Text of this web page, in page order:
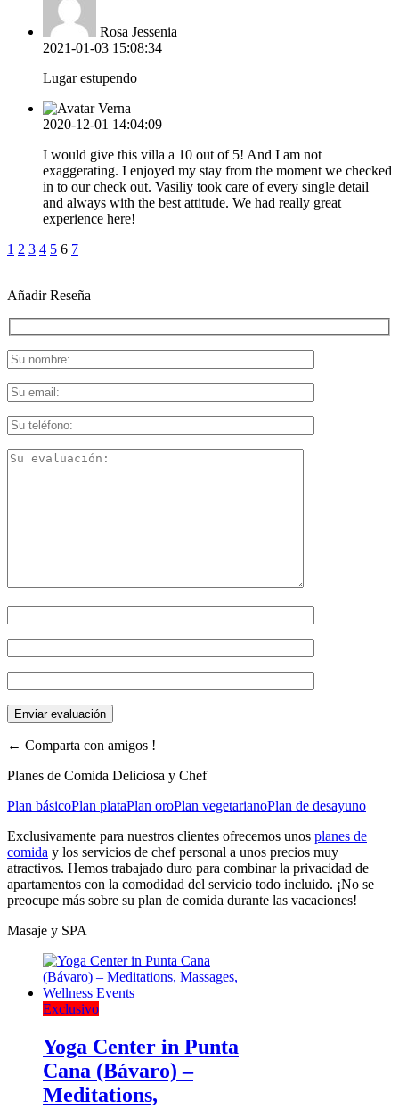
Rosa Jessenia
2021-01-03 15:08:34
Lugar estupendo
Verna
2020-12-01 14:04:09
I would give this villa a 10 out of 5! And I am not
exaggerating. I enjoyed my stay from the moment we checked
in to our check out. Vasiliy took care of every single detail
and always with the best attitude. We had really great
experience here!
1 2 3 4 5 6 7
Añadir Reseña
← Comparta con amigos !
Planes de Comida Deliciosa y Chef
Plan básicoPlan plataPlan oroPlan vegetarianoPlan de desayuno
Exclusivamente para nuestros clientes ofrecemos unos planes de
comida y los servicios de chef personal a unos precios muy
atractivos. Hemos trabajado duro para combinar la privacidad de
apartamentos con la comodidad del servicio todo incluido. ¡No se
preocupe más sobre su plan de comida durante las vacaciones!
Masaje y SPA
Exclusivo
Yoga Center in Punta
Cana (Bávaro) –
Meditations,